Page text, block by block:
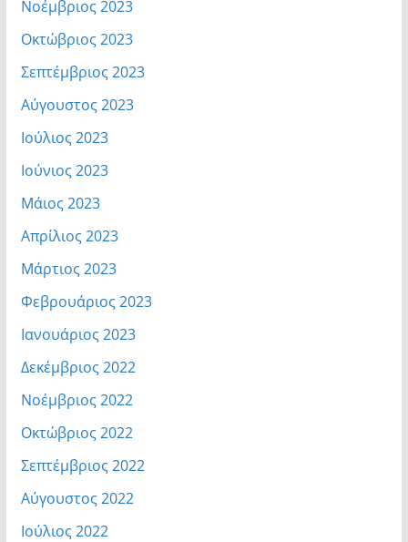
Νοέμβριος 2023
Οκτώβριος 2023
Σεπτέμβριος 2023
Αύγουστος 2023
Ιούλιος 2023
Ιούνιος 2023
Μάιος 2023
Απρίλιος 2023
Μάρτιος 2023
Φεβρουάριος 2023
Ιανουάριος 2023
Δεκέμβριος 2022
Νοέμβριος 2022
Οκτώβριος 2022
Σεπτέμβριος 2022
Αύγουστος 2022
Ιούλιος 2022